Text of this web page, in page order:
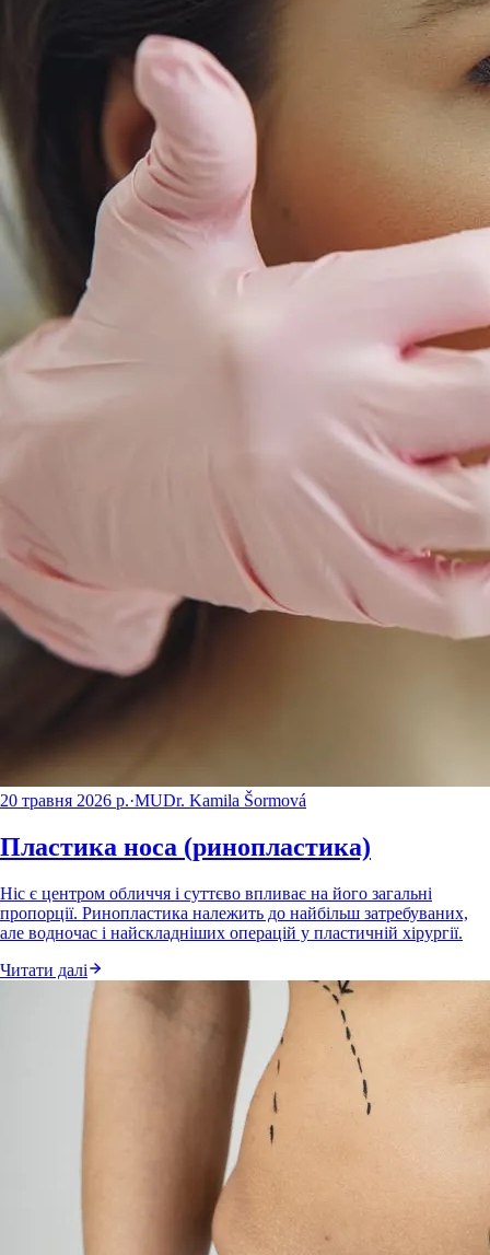
20 травня 2026 р.·MUDr. Kamila Šormová
Пластика носа (ринопластика)
Ніс є центром обличчя і суттєво впливає на його загальні
пропорції. Ринопластика належить до найбільш затребуваних,
але водночас і найскладніших операцій у пластичній хірургії.
Читати далі